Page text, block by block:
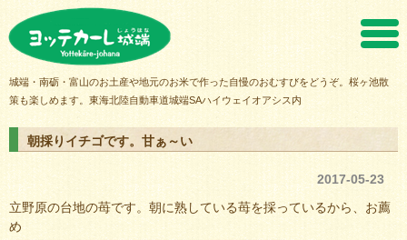
城端・南砺・富山のお土産や地元のお米で作った自慢のおむすびをどうぞ。桜ヶ池散
策も楽しめます。東海北陸自動車道城端SAハイウェイオアシス内
朝採りイチゴです。甘ぁ～い
2017-05-23
立野原の台地の苺です。朝に熟している苺を採っているから、お薦
め